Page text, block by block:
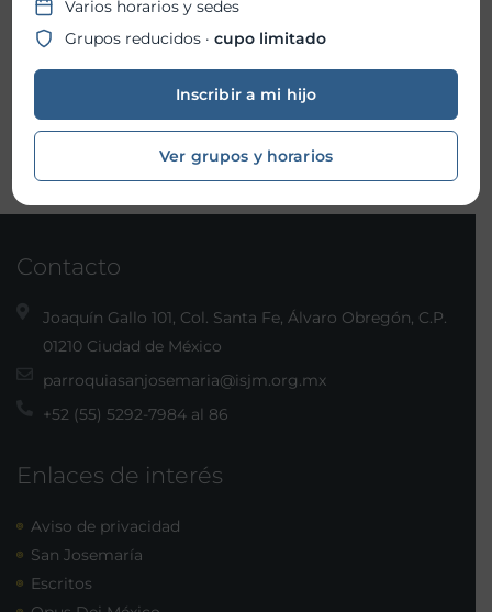
Ubicación:
Contacto
Joaquín Gallo 101, Col. Santa Fe, Álvaro Obregón, C.P.
01210 Ciudad de México
parroquiasanjosemaria@isjm.org.mx
+52 (55) 5292-7984 al 86
Enlaces de interés
Aviso de privacidad
San Josemaría
Escritos
Varios horarios y sedes
Grupos reducidos ·cupo limitado
Inscribir a mi hijo
Ver grupos y horarios